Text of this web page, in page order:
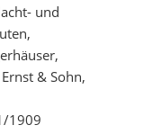
und
& Sohn,
1909